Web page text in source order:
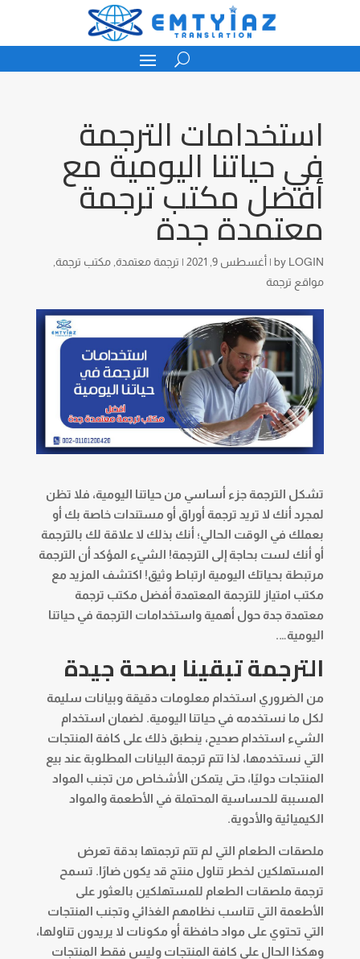
استخدامات الترجمة
في حياتنا اليومية مع
أفضل مكتب ترجمة
معتمدة جدة
by LOGIN
| أغسطس 9, 2021 | ترجمة معتمدة, مكتب ترجمة,
مواقع ترجمة
تشكل الترجمة جزء أساسي من حياتنا اليومية، فلا تظن
لمجرد أنك لا تريد ترجمة أوراق أو مستندات خاصة بك أو
بعملك في الوقت الحالي؛ أنك بذلك لا علاقة لك بالترجمة
أو أنك لست بحاجة إلى الترجمة! الشيء المؤكد أن الترجمة
مرتبطة بحياتك اليومية ارتباط وثيق! اكتشف المزيد مع
مكتب امتياز للترجمة المعتمدة أفضل مكتب ترجمة
معتمدة جدة حول أهمية واستخدامات الترجمة في حياتنا
اليومية….
الترجمة تبقينا بصحة جيدة
من الضروري استخدام معلومات دقيقة وبيانات سليمة
لكل ما نستخدمه في حياتنا اليومية. لضمان استخدام
الشيء استخدام صحيح، ينطبق ذلك على كافة المنتجات
التي نستخدمها، لذا تتم ترجمة البيانات المطلوبة عند بيع
المنتجات دوليًا، حتى يتمكن الأشخاص من تجنب المواد
المسببة للحساسية المحتملة في الأطعمة والمواد
الكيميائية والأدوية.
ملصقات الطعام التي لم تتم ترجمتها بدقة تعرض
المستهلكين لخطر تناول منتج قد يكون ضارًا. تسمح
ترجمة ملصقات الطعام للمستهلكين بالعثور على
الأطعمة التي تناسب نظامهم الغذائي وتجنب المنتجات
التي تحتوي على مواد حافظة أو مكونات لا يريدون تناولها،
وهكذا الحال على كافة المنتجات وليس فقط المنتجات